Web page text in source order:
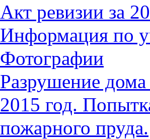
Акт ревизии за
Информация по
Фотографии
Разрушение дома
2015 год.
пожарного пруда.